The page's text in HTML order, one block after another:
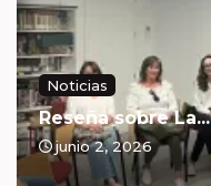
Noticias
Reseña sobre La...
junio 2, 2026